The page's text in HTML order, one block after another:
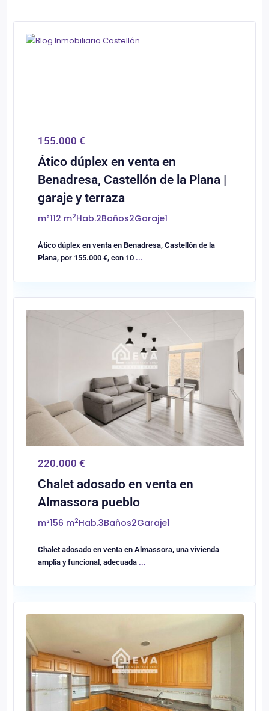
0 Castellón/Castelló
155.000 €
Ático dúplex en venta en
Benadresa, Castellón de la Plana |
garaje y terraza
m²112 m2Hab.2Baños2Garaje1
Ático dúplex en venta en Benadresa, Castellón de la
Plana, por 155.000 €, con 10 ...
0 Almassora/Almazora
220.000 €
Chalet adosado en venta en
Almassora pueblo
m²156 m2Hab.3Baños2Garaje1
Chalet adosado en venta en Almassora, una vivienda
amplia y funcional, adecuada ...
0 Castellón/Castelló